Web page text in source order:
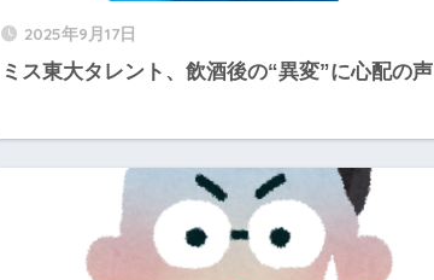
2025年9月17日
ミス東大タレント、飲酒後の“異変”に心配の声